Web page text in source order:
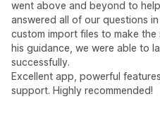
went above and beyond to
answered all of our questions
custom import files to make
his guidance, we were able to
successfully.
Excellent app, powerful
support. Highly recommended!